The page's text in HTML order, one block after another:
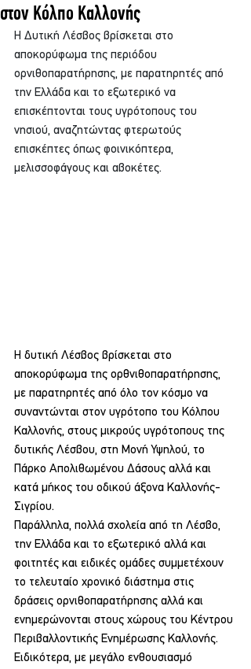
στον Κόλπο Καλλονής
Η Δυτική Λέσβος βρίσκεται στο
αποκορύφωμα της περιόδου
ορνιθοπαρατήρησης, με παρατηρητές από
την Ελλάδα και το εξωτερικό να
επισκέπτονται τους υγρότοπους του
νησιού, αναζητώντας φτερωτούς
επισκέπτες όπως φοινικόπτερα,
μελισσοφάγους και αβοκέτες.
Η δυτική Λέσβος βρίσκεται στο
αποκορύφωμα της ορθνιθοπαρατήρησης,
με παρατηρητές από όλο τον κόσμο να
συναντώνται στον υγρότοπο του Κόλπου
Καλλονής, στους μικρούς υγρότοπους της
δυτικής Λέσβου, στη Μονή Υψηλού, το
Πάρκο Απολιθωμένου Δάσους αλλά και
κατά μήκος του οδικού άξονα Καλλονής-
Σιγρίου.
Παράλληλα, πολλά σχολεία από τη Λέσβο,
την Ελλάδα και το εξωτερικό αλλά και
φοιτητές και ειδικές ομάδες συμμετέχουν
το τελευταίο χρονικό διάστημα στις
δράσεις ορνιθοπαρατήρησης αλλά και
ενημερώνονται στους χώρους του Κέντρου
Περιβαλλοντικής Ενημέρωσης Καλλονής.
Ειδικότερα, με μεγάλο ενθουσιασμό